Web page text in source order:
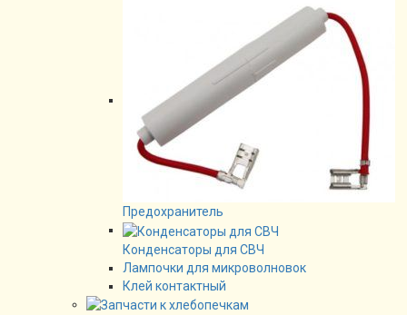
Предохранитель
Конденсаторы для СВЧ
Лампочки для микроволновок
Клей контактный